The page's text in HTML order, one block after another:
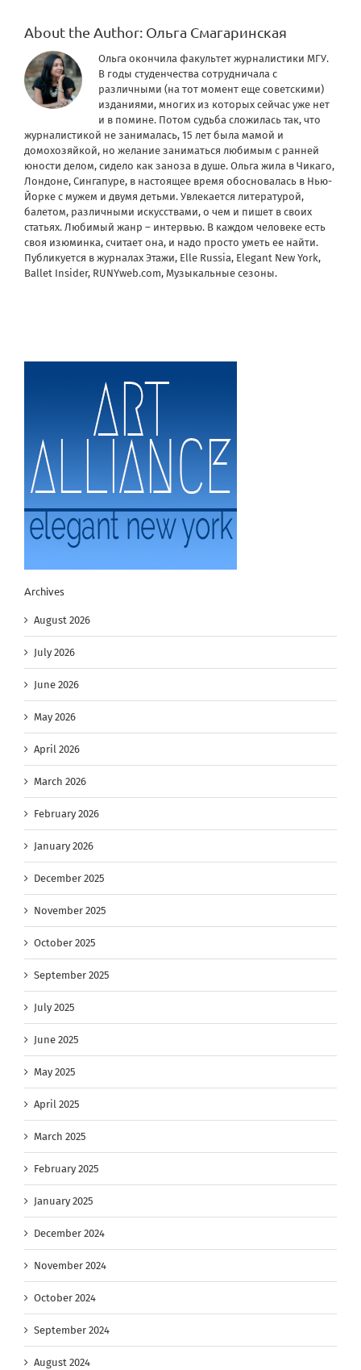
About the Author: Ольга Смагаринская
Ольга окончила факультет журналистики МГУ.
В годы студенчества сотрудничала с
различными (на тот момент еще советскими)
изданиями, многих из которых сейчас уже нет
и в помине. Потом судьба сложилась так, что
журналистикой не занималась, 15 лет была мамой и
домохозяйкой, но желание заниматься любимым с ранней
юности делом, сидело как заноза в душе. Ольга жила в Чикаго,
Лондоне, Сингапуре, в настоящее время обосновалась в Нью-
Йорке с мужем и двумя детьми. Увлекается литературой,
балетом, различными искусствами, о чем и пишет в своих
статьях. Любимый жанр – интервью. В каждом человеке есть
своя изюминка, считает она, и надо просто уметь ее найти.
Публикуется в журналах Этажи, Elle Russia, Elegant New York,
Ballet Insider, RUNYweb.com, Музыкальные сезоны.
Archives
August 2026
July 2026
June 2026
May 2026
April 2026
March 2026
February 2026
January 2026
December 2025
November 2025
October 2025
September 2025
July 2025
June 2025
May 2025
April 2025
March 2025
February 2025
January 2025
December 2024
November 2024
October 2024
September 2024
August 2024